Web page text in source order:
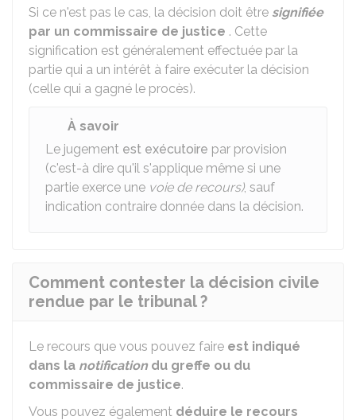
Si ce n'est pas le cas, la décision doit être signifiée
par un commissaire de justice . Cette
signification est généralement effectuée par la
partie qui a un intérêt à faire exécuter la décision
(celle qui a gagné le procès).
À savoir
Le jugement est exécutoire par provision
(c'est-à dire qu'il s'applique même si une
partie exerce une voie de recours), sauf
indication contraire donnée dans la décision.
Comment contester la décision civile
rendue par le tribunal ?
Le recours que vous pouvez faire est indiqué
dans la notificationdu greffe ou du
commissaire de justice.
Vous pouvez également déduire le recours